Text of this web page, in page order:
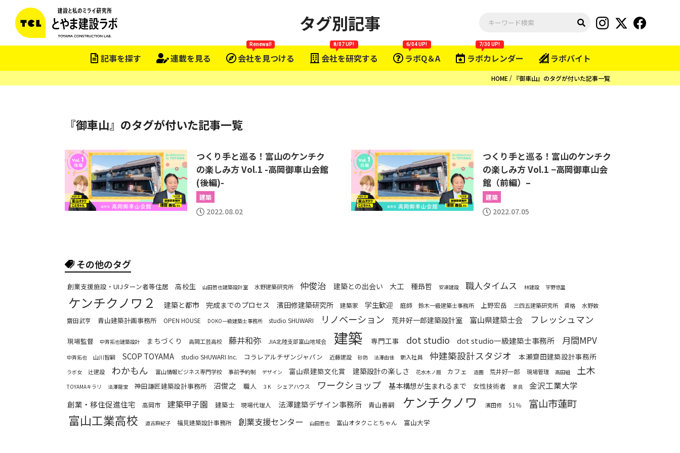
記事を探す 連載を見る 会社を見つける
Renewal!
会社を研究する
8/07 UP!
ラボQ＆A
6/04 UP!
ラボカレンダー
7/30 UP!
ラボバイト
タグ別記事
HOME 『御車山』のタグが付いた記事一覧
『御車山』のタグが付いた記事一覧
つくり手と巡る！富山のケンチク
の楽しみ方 Vol.1 -高岡御車山会館
(後編)-
建築
2022.08.02
つくり手と巡る！富山のケンチク
の楽しみ方 Vol.1 −高岡御車山会
館（前編）–
建築
2022.07.05
その他のタグ
創業支援施設・UIJターン者等住居 高校生 山田哲也建築設計室 水野建築研究所 仲俊治 建築との出会い 大工 種昻哲 安達建設 職人タイムス 林建設 宇野悠里
ケンチクノワ２ 建築と都市 完成までのプロセス 濱田修建築研究所 建築家 学生歓迎 庭師 鈴木一級建築士事務所 上野宏岳 三四五建築研究所 資格 水野敦
齋田武亨 青山建築計画事務所 OPEN HOUSE DOKO一級建築士事務所 studio SHUWARI リノベーション 荒井好一郎建築設計室 富山県建築士会 フレッシュマン
現場監督 中斉拓也建築設計 まちづくり 高岡工芸高校 藤井和弥 JIA北陸支部富山地域会 建築 専門工事 dot studio dot studio一級建築士事務所 月間MPV
中斉拓也 山川智嗣 SCOP TOYAMA studio SHUWARI Inc. コラレアルチザンジャパン 近藤建設 砂防 法澤由佳 新入社員 仲建築設計スタジオ 本瀬齋田建築設計事務所
ラボ女 辻建設 わかもん 富山情報ビジネス専門学校 事前予約制 デザイン 富山県建築文化賞 建築設計の楽しさ 花水木ノ庭 カフェ 造園 荒井好一郎 現場管理 高田組 土木
TOYAMAキラリ 法澤龍宝 神田謙匠建築設計事務所 沼俊之 職人 ３K シェアハウス ワークショップ 基本構想が生まれるまで 女性技術者 家具 金沢工業大学
創業・移住促進住宅 高岡市 建築甲子園 建築士 現場代理人 法澤建築デザイン事務所 青山善嗣 ケンチクノワ 濱田修 51％ 富山市蓮町
富山工業高校 道古麻紀子 福見建築設計事務所 創業支援センター 山田哲也 富山オタクことちゃん 富山大学